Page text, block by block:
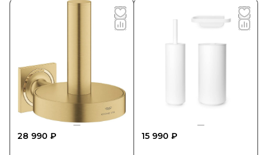
28 990 ₽ 15 990 ₽